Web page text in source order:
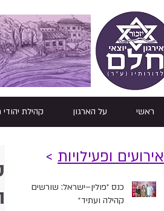
ראשי על הארגון קהילת
אירועים ופעילויות >
כנס ״פולין–ישראל: שורשים,
קהילה ועתיד״